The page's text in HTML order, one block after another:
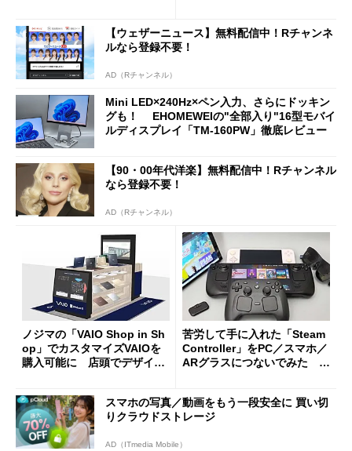
【ウェザーニュース】無料配信中！Rチャンネ
ルなら登録不要！
AD（Rチャンネル）
Mini LED×240Hz×ペン入力、さらにドッキン
グも！ EHOMEWEIの"全部入り"16型モバイ
ルディスプレイ「TM-160PW」徹底レビュー
【90・00年代洋楽】無料配信中！Rチャンネル
なら登録不要！
AD（Rチャンネル）
ノジマの「VAIO Shop in Sh
op」でカスタマイズVAIOを
購入可能に 店頭でデザイン
苦労して手に入れた「Steam
Controller」をPC／スマホ／
ARグラスにつないでみた ゲ
スマホの写真／動画をもう一段安全に 買い切
りクラウドストレージ
AD（ITmedia Mobile）